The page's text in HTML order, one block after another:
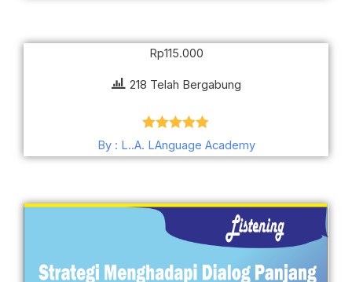
Rp115.000
218 Telah Bergabung
Dinilai4.88
dari 5
By : L..A. LAnguage Academy